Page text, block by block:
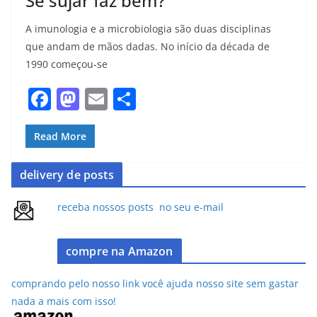
A imunologia e a microbiologia são duas disciplinas
que andam de mãos dadas. No início da década de
1990 começou-se
F
a
c
e
b
o
o
k
M
a
st
o
d
o
n
E
l
Read More
delivery de posts
receba nossos posts no seu e-mail
compre na Amazon
comprando pelo nosso link você ajuda nosso site sem gastar
nada a mais com isso!